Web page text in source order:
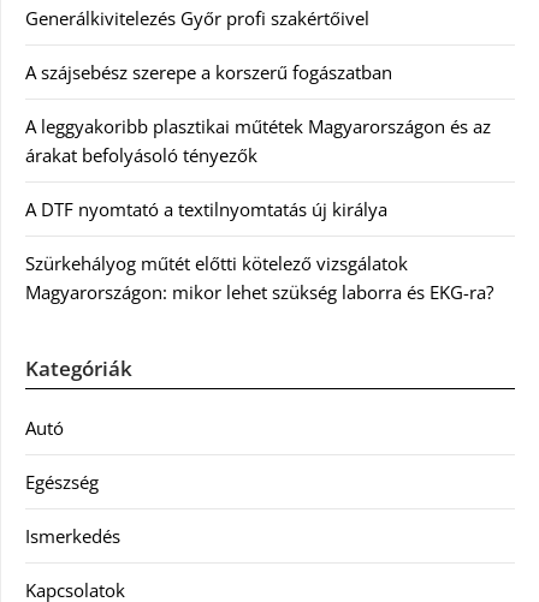
Generálkivitelezés Győr profi szakértőivel
A szájsebész szerepe a korszerű fogászatban
A leggyakoribb plasztikai műtétek Magyarországon és az
árakat befolyásoló tényezők
A DTF nyomtató a textilnyomtatás új királya
Szürkehályog műtét előtti kötelező vizsgálatok
Magyarországon: mikor lehet szükség laborra és EKG-ra?
Kategóriák
Autó
Egészség
Ismerkedés
Kapcsolatok